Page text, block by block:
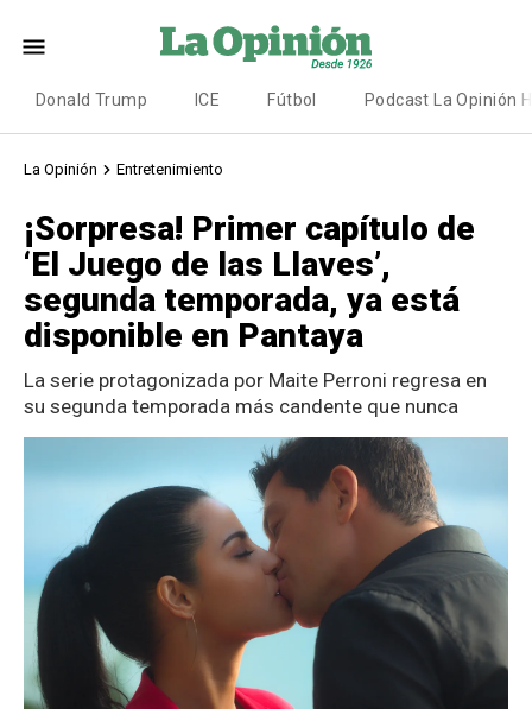
Donald Trump ICE Fútbol Podcast La Opinión
La Opinión Entretenimiento
¡Sorpresa! Primer capítulo de
‘El Juego de las Llaves’,
segunda temporada, ya está
disponible en Pantaya
La serie protagonizada por Maite Perroni regresa en
su segunda temporada más candente que nunca